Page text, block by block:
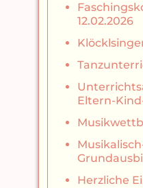
12.02.2026
Eltern-
Herzliche